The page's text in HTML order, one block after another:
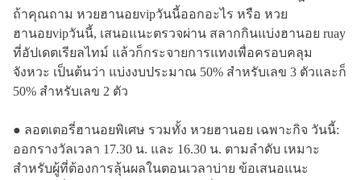
ถ้าคุณถาม หวยฮานอยvipวันนี้ออกอะไร หรือ หวย
ฮานอยvipวันนี้, เสนอแนะตรวจผ่าน สลากกินแบ่งฮานอย ruay
ที่อัปเดตเรียลไทม์ แล้วก็กระจายการแทงเพื่อครอบคลุม
จังหวะ เป็นต้นว่า แบ่งงบประมาณ 50% สำหรับเลข 3 ตัวและก็
50% สำหรับเลข 2 ตัว
● ลอตเตอรี่ฮานอยพิเศษ รวมทั้ง หวยฮานอย เฉพาะกิจ วันนี้:
ออกรางวัลเวลา 17.30 น. และ 16.30 น. ตามลำดับ เหมาะ
สำหรับผู้ที่ต้องการลุ้นผลในตอนเวลาบ่าย ข้อเสนอแนะ